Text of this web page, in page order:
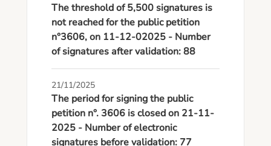
The threshold of 5,500 signatures is
not reached for the public petition
n°3606, on 11-12-02025 - Number
of signatures after validation: 88
21/11/2025
The period for signing the public
petition n°. 3606 is closed on 21-11-
2025 - Number of electronic
signatures before validation: 77